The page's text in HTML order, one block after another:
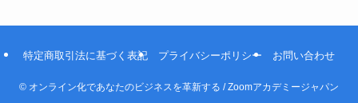
特定商取引法に基づく表記 プライバシーポリシー お問い合わせ
© オンライン化であなたのビジネスを革新する / Zoomアカデミージャパン